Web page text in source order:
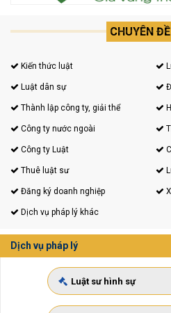
CHUYÊN
Kiến thức luật
Luật dân sự
Thành lập công ty, giải thể
Công ty nước ngoài
Công ty Luật
Thuê luật sư
Đăng ký doanh nghiệp
Dịch vụ pháp lý khác
Dịch vụ pháp lý
Luật sư hình sự